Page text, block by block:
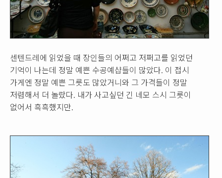
센텐드레에 읽었을 때 장인들의 어쩌고 저쩌고를 읽었던
기억이 나는데 정말 예쁜 수공예샵들이 많았다. 이 접시
가게엔 정말 예쁜 그릇도 많았거니와 그 가격들이 정말
저렴해서 더 놀랐다. 내가 사고싶던 긴 네모 스시 그릇이
없어서 흑흑했지만.